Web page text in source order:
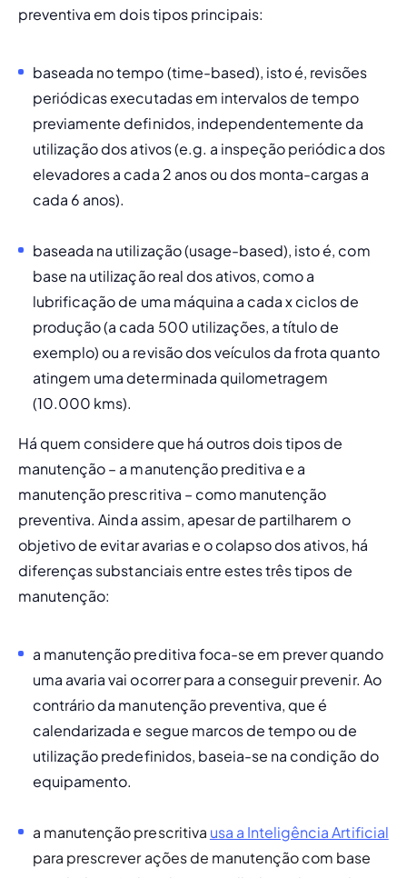
preventiva em dois tipos principais:
baseada no tempo (time-based), isto é, revisões
periódicas executadas em intervalos de tempo
previamente definidos, independentemente da
utilização dos ativos (e.g. a inspeção periódica dos
elevadores a cada 2 anos ou dos monta-cargas a
cada 6 anos).
baseada na utilização (usage-based), isto é, com
base na utilização real dos ativos, como a
lubrificação de uma máquina a cada x ciclos de
produção (a cada 500 utilizações, a título de
exemplo) ou a revisão dos veículos da frota quanto
atingem uma determinada quilometragem
(10.000 kms).
Há quem considere que há outros dois tipos de
manutenção – a manutenção preditiva e a
manutenção prescritiva – como manutenção
preventiva. Ainda assim, apesar de partilharem o
objetivo de evitar avarias e o colapso dos ativos, há
diferenças substanciais entre estes três tipos de
manutenção:
a manutenção preditiva foca-se em prever quando
uma avaria vai ocorrer para a conseguir prevenir. Ao
contrário da manutenção preventiva, que é
calendarizada e segue marcos de tempo ou de
utilização predefinidos, baseia-se na condição do
equipamento.
a manutenção prescritiva usa a Inteligência Artificial
para prescrever ações de manutenção com base